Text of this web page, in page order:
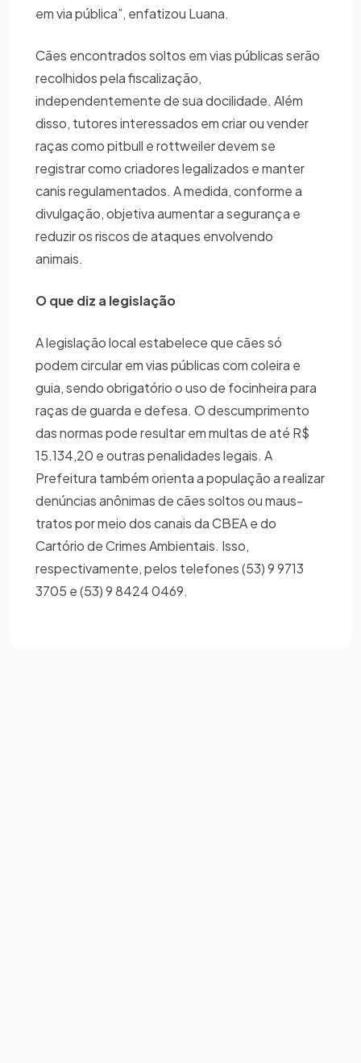
em via pública”, enfatizou Luana.
Cães encontrados soltos em vias públicas serão
recolhidos pela fiscalização,
independentemente de sua docilidade. Além
disso, tutores interessados em criar ou vender
raças como pitbull e rottweiler devem se
registrar como criadores legalizados e manter
canis regulamentados. A medida, conforme a
divulgação, objetiva aumentar a segurança e
reduzir os riscos de ataques envolvendo
animais.
O que diz a legislação
A legislação local estabelece que cães só
podem circular em vias públicas com coleira e
guia, sendo obrigatório o uso de focinheira para
raças de guarda e defesa. O descumprimento
das normas pode resultar em multas de até R$
15.134,20 e outras penalidades legais. A
Prefeitura também orienta a população a realizar
denúncias anônimas de cães soltos ou maus-
tratos por meio dos canais da CBEA e do
Cartório de Crimes Ambientais. Isso,
respectivamente, pelos telefones (53) 9 9713
3705 e (53) 9 8424 0469.